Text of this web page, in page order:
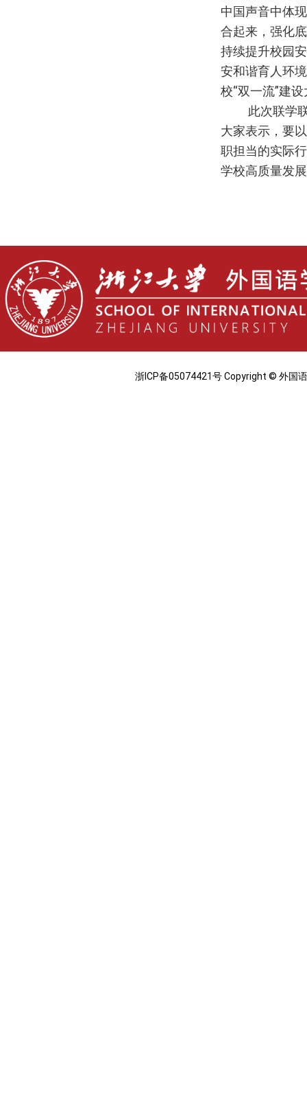
中国声音中体
合起来，强化
持续提升校园
安和谐育人环
校“双一流”建
此次联学
大家表示，要
职担当的实际
学校高质量发
浙ICP备05074421号 Copyright © 外国